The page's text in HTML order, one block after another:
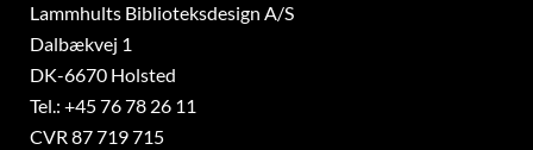
Lammhults Biblioteksdesign A/S
Dalbækvej 1
DK-6670 Holsted
Tel.: +45 76 78 26 11
CVR 87 719 715